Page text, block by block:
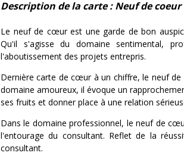
Description de la carte : Neuf de coeur
Le neuf de cœur est une garde de bon
Qu'il s'agisse du domaine sentimental,
l'aboutissement des projets entrepris.
Dernière carte de cœur à un chiffre, le neuf
domaine amoureux, il évoque un
ses fruits et donner place à une relation
Dans le domaine professionnel, le neuf de
l'entourage du consultant. Reflet de la
consultant.